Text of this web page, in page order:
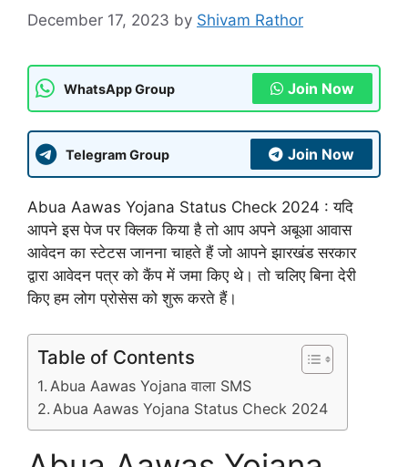
December 17, 2023 by Shivam Rathor
WhatsApp Group Join Now
Telegram Group Join Now
Abua Aawas Yojana Status Check 2024 : यदि
आपने इस पेज पर क्लिक किया है तो आप अपने अबूआ आवास
आवेदन का स्टेटस जानना चाहते हैं जो आपने झारखंड सरकार
द्वारा आवेदन पत्र को कैंप में जमा किए थे। तो चलिए बिना देरी
किए हम लोग प्रोसेस को शुरू करते हैं।
Table of Contents
Abua Aawas Yojana वाला SMS
Abua Aawas Yojana Status Check 2024